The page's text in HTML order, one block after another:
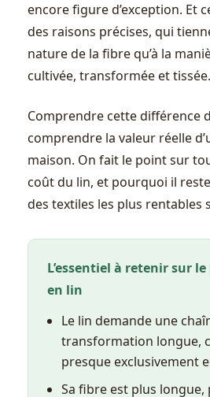
encore figure d’exception. Et
des raisons précises, qui
nature de la fibre qu’à la
cultivée, transformée et tissée.
Comprendre cette différence
comprendre la valeur réelle
maison. On fait le point sur
coût du lin, et pourquoi il
des textiles les plus rentables
L’essentiel à retenir sur
en lin
Le lin demande une
transformation longue,
presque exclusivement
Sa fibre est plus longue,